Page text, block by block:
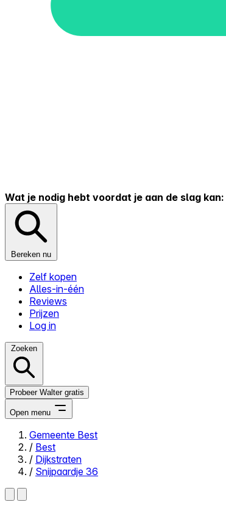
Wat je nodig hebt voordat je aan de slag kan:
Bereken nu
Zelf kopen
Alles-in-één
Reviews
Prijzen
Log in
Zoeken
Probeer Walter gratis
Open menu
Close menu
Gemeente Best
/ Best
/ Dijkstraten
/ Snijpaardje 36